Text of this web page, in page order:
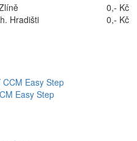
0,- Kč
Hradišti
0,- Kč
Easy Step